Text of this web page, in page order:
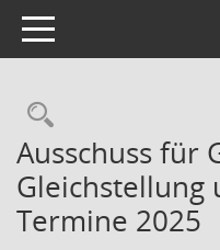
Toggle navigation
Ausschuss für
Gleichstellung
Termine 2025